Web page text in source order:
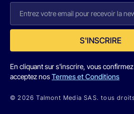
S'INSCRIRE
En cliquant sur s'inscrire, vous
acceptez nosTermes et Conditions
© 2026 Talmont Media SAS. tous